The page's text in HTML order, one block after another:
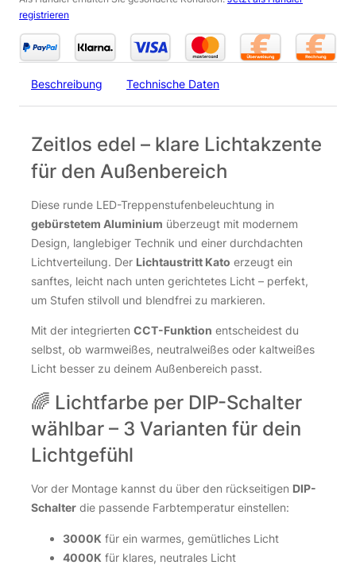
registrieren
Beschreibung Technische Daten
Zeitlos edel – klare Lichtakzente
für den Außenbereich
Diese runde LED-Treppenstufenbeleuchtung in
gebürstetem Aluminium überzeugt mit modernem
Design, langlebiger Technik und einer durchdachten
Lichtverteilung. Der Lichtaustritt Kato erzeugt ein
sanftes, leicht nach unten gerichtetes Licht – perfekt,
um Stufen stilvoll und blendfrei zu markieren.
Mit der integrierten CCT-Funktion entscheidest du
selbst, ob warmweißes, neutralweißes oder kaltweißes
Licht besser zu deinem Außenbereich passt.
🌈 Lichtfarbe per DIP-Schalter
wählbar – 3 Varianten für dein
Lichtgefühl
Vor der Montage kannst du über den rückseitigen DIP-
Schalter die passende Farbtemperatur einstellen:
3000K für ein warmes, gemütliches Licht
4000K für klares, neutrales Licht